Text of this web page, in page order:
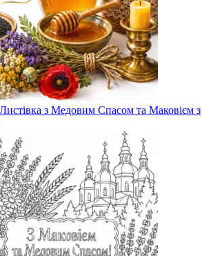
з Медовим Спасом та Маковієм з